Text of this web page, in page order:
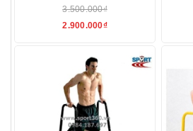
3.500.000₫
2.900.000₫